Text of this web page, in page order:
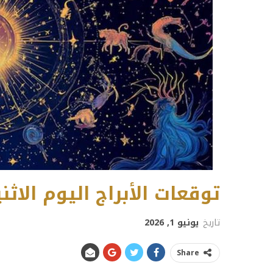
توقعات الأبراج اليوم الاثنين 1
تاريخ يونيو 1, 2026
Share